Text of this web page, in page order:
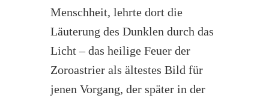
Menschheit, lehrte dort die
Läuterung des Dunklen durch das
Licht – das heilige Feuer der
Zoroastrier als ältestes Bild für
jenen Vorgang, der später in der